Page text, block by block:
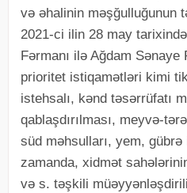
və əhalinin məşğulluğunun
2021-ci ilin 28 may tarixində
Fərmanı ilə Ağdam Sənaye
prioritet istiqamətləri kimi
istehsalı, kənd təsərrüfatı
qablaşdırılması, meyvə-
süd məhsulları, yem, gübrə
zamanda, xidmət
və s. təşkili